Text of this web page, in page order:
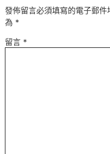
發佈留言必須填寫的電子郵件
為 *
留言 *